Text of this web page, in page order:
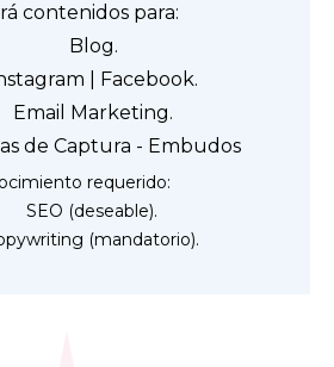
contenidos para:
Blog.
| Facebook.
Email Marketing.
de Captura - Embudos
requerido:
SEO (deseable).
(mandatorio).